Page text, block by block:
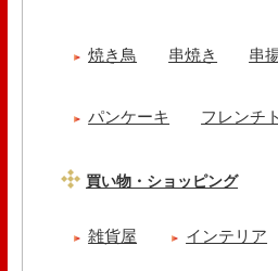
焼き鳥 串焼き 串
パンケーキ フレンチ
買い物・ショッピング
雑貨屋 インテリア